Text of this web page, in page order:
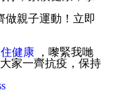
做親子運動！立即
健康 ，嚟緊我哋
家一齊抗疫，保持